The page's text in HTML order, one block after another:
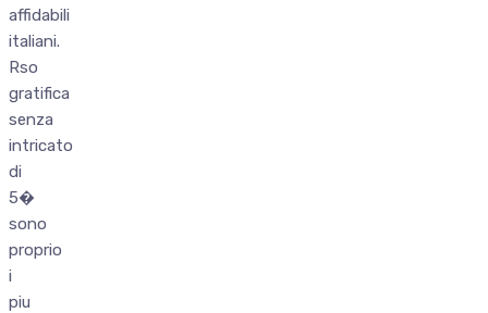
affidabili
italiani.
Rso
gratifica
senza
intricato
di
5�
sono
proprio
i
piu